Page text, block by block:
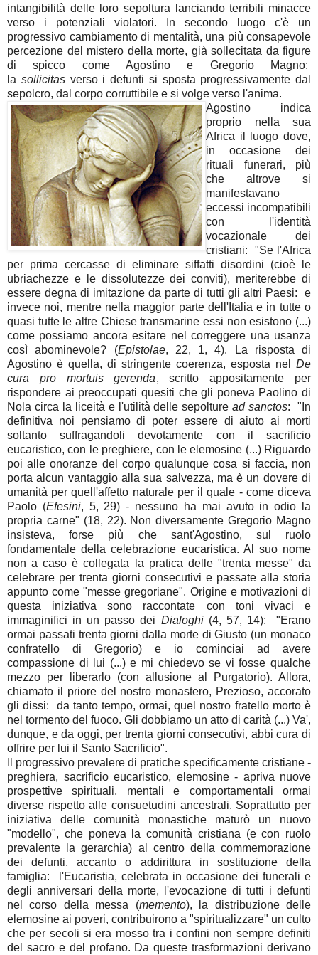
intangibilità delle loro sepoltura lanciando terribili minacce
verso i potenziali violatori. In secondo luogo c'è un
progressivo cambiamento di mentalità, una più consapevole
percezione del mistero della morte, già sollecitata da figure
di spicco come Agostino e Gregorio Magno:
la sollicitasverso i defunti si sposta progressivamente dal
sepolcro, dal corpo corruttibile e si volge verso l'anima.
Agostino indica
proprio nella sua
Africa il luogo dove,
in occasione dei
rituali funerari, più
che altrove si
manifestavano
eccessi incompatibili
con l'identità
vocazionale dei
cristiani: "Se l'Africa
per prima cercasse di eliminare siffatti disordini (cioè le
ubriachezze e le dissolutezze dei conviti), meriterebbe di
essere degna di imitazione da parte di tutti gli altri Paesi: e
invece noi, mentre nella maggior parte dell'Italia e in tutte o
quasi tutte le altre Chiese transmarine essi non esistono (...)
come possiamo ancora esitare nel correggere una usanza
così abominevole? (Epistolae, 22, 1, 4). La risposta di
Agostino è quella, di stringente coerenza, esposta nel De
cura pro mortuis gerenda, scritto appositamente per
rispondere ai preoccupati quesiti che gli poneva Paolino di
Nola circa la liceità e l'utilità delle sepolturead sanctos: "In
definitiva noi pensiamo di poter essere di aiuto ai morti
soltanto suffragandoli devotamente con il sacrificio
eucaristico, con le preghiere, con le elemosine (...) Riguardo
poi alle onoranze del corpo qualunque cosa si faccia, non
porta alcun vantaggio alla sua salvezza, ma è un dovere di
umanità per quell'affetto naturale per il quale - come diceva
Paolo (Efesini, 5, 29) - nessuno ha mai avuto in odio la
propria carne" (18, 22). Non diversamente Gregorio Magno
insisteva, forse più che sant'Agostino, sul ruolo
fondamentale della celebrazione eucaristica. Al suo nome
non a caso è collegata la pratica delle "trenta messe" da
celebrare per trenta giorni consecutivi e passate alla storia
appunto come "messe gregoriane". Origine e motivazioni di
questa iniziativa sono raccontate con toni vivaci e
immaginifici in un passo dei Dialoghi(4, 57, 14): "Erano
ormai passati trenta giorni dalla morte di Giusto (un monaco
confratello di Gregorio) e io cominciai ad avere
compassione di lui (...) e mi chiedevo se vi fosse qualche
mezzo per liberarlo (con allusione al Purgatorio). Allora,
chiamato il priore del nostro monastero, Prezioso, accorato
gli dissi: da tanto tempo, ormai, quel nostro fratello morto è
nel tormento del fuoco. Gli dobbiamo un atto di carità (...) Va',
dunque, e da oggi, per trenta giorni consecutivi, abbi cura di
offrire per lui il Santo Sacrificio".
Il progressivo prevalere di pratiche specificamente cristiane -
preghiera, sacrificio eucaristico, elemosine - apriva nuove
prospettive spirituali, mentali e comportamentali ormai
diverse rispetto alle consuetudini ancestrali. Soprattutto per
iniziativa delle comunità monastiche maturò un nuovo
"modello", che poneva la comunità cristiana (e con ruolo
prevalente la gerarchia) al centro della commemorazione
dei defunti, accanto o addirittura in sostituzione della
famiglia: l'Eucaristia, celebrata in occasione dei funerali e
degli anniversari della morte, l'evocazione di tutti i defunti
nel corso della messa (memento), la distribuzione delle
elemosine ai poveri, contribuirono a "spiritualizzare" un culto
che per secoli si era mosso tra i confini non sempre definiti
del sacro e del profano. Da queste trasformazioni derivano